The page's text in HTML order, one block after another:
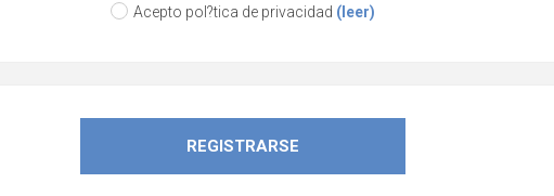
Acepto pol?tica de privacidad (leer)